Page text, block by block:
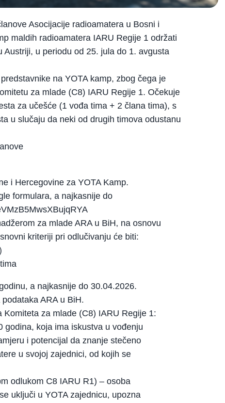
Asocijacije radioamatera u Bosni i
maldih radioamatera IARU Regije 1 održati
u periodu od 25. jula do 1. avgusta
na YOTA kamp, zbog čega je
za mlade (C8) IARU Regije 1. Očekuje
za učešće (1 vođa tima + 2 člana tima), s
u slučaju da neki od drugih timova odustanu
i Hercegovine za YOTA Kamp.
formulara, a najkasnije do
za mlade ARA u BiH, na osnovu
kriteriji pri odlučivanju će biti:
a najkasnije do 30.04.2026.
ARA u BiH.
za mlade (C8) IARU Regije 1:
godina, koja ima iskustva u vođenju
i potencijal da znanje stečeno
u svojoj zajednici, od kojih se
odlukom C8 IARU R1) – osoba
uključi u YOTA zajednicu, upozna